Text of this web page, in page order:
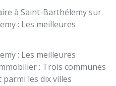
à Saint-Barthélemysur
: Les meilleures
: Les meilleures
: Trois communes
les dix villes